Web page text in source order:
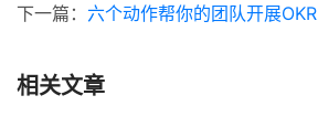
下一篇： 六个动作帮你的团队开展OKR
相关文章